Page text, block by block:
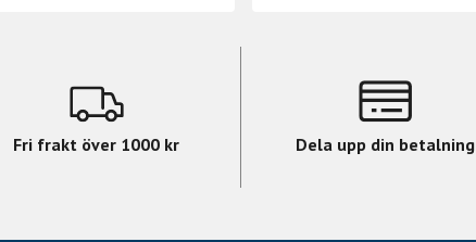
Fri frakt över 1000 kr Dela upp din betalning